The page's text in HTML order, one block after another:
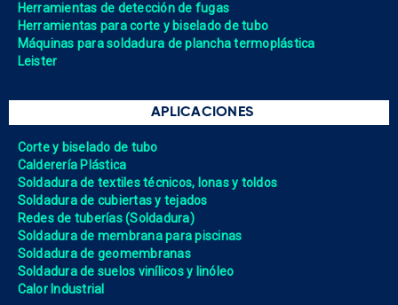
Herramientas de detección de fugas
Herramientas para corte y biselado de tubo
Máquinas para soldadura de plancha termoplástica
Leister
APLICACIONES
Corte y biselado de tubo
Calderería Plástica
Soldadura de textiles técnicos, lonas y toldos
Soldadura de cubiertas y tejados
Redes de tuberías (Soldadura)
Soldadura de membrana para piscinas
Soldadura de geomembranas
Soldadura de suelos vinílicos y linóleo
Calor Industrial